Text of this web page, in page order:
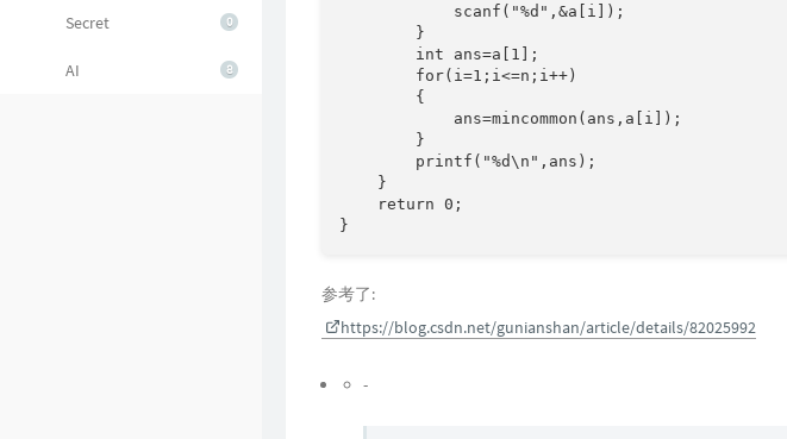
0
Secret
8
AI
            scanf("%d",&a[i]);
        }
        int ans=a[1];
        for(i=1;i<=n;i++)
        {
            ans=mincommon(ans,a[i]);
        }
        printf("%d\n",ans);
    }
    return 0;
}
参考了:
https://blog.csdn.net/gunianshan/article/details/82025992
-